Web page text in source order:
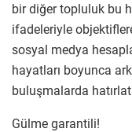
bir diğer topluluk bu
ifadeleriyle
sosyal medya
hayatları boyunca
buluşmalarda
Gülme garantili!